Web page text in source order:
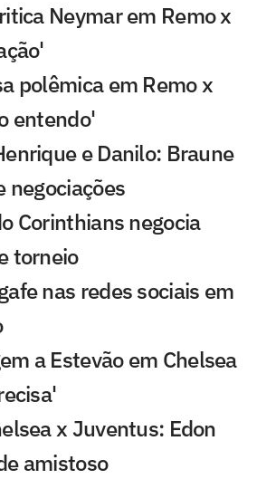
Neymar em Remo x
polêmica em Remo x
entendo'
e Danilo: Braune
negociações
Corinthians negocia
torneio
nas redes sociais em
a Estevão em Chelsea
x Juventus: Edon
amistoso